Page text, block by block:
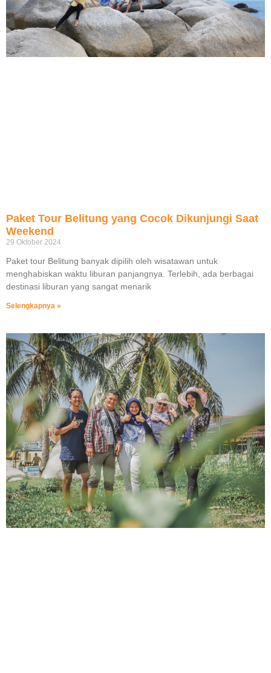
Paket Tour Belitung yang Cocok Dikunjungi Saat
Weekend
29 Oktober 2024
Paket tour Belitung banyak dipilih oleh wisatawan untuk
menghabiskan waktu liburan panjangnya. Terlebih, ada berbagai
destinasi liburan yang sangat menarik
Selengkapnya »